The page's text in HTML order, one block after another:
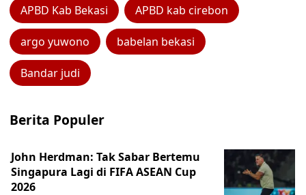
APBD Kab Bekasi APBD kab cirebon
argo yuwono babelan bekasi
Bandar judi
Berita Populer
John Herdman: Tak Sabar Bertemu
Singapura Lagi di FIFA ASEAN Cup
2026